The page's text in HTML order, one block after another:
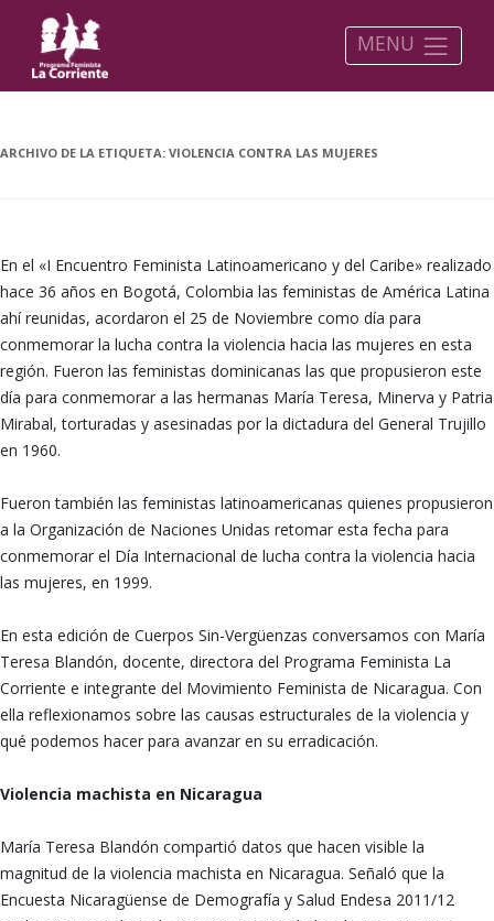
MENU
ARCHIVO DE LA ETIQUETA: VIOLENCIA CONTRA LAS MUJERES
En el «I Encuentro Feminista Latinoamericano y del Caribe» realizado
hace 36 años en Bogotá, Colombia las feministas de América Latina
ahí reunidas, acordaron el 25 de Noviembre como día para
conmemorar la lucha contra la violencia hacia las mujeres en esta
región. Fueron las feministas dominicanas las que propusieron este
día para conmemorar a las hermanas María Teresa, Minerva y Patria
Mirabal, torturadas y asesinadas por la dictadura del General Trujillo
en 1960.
Fueron también las feministas latinoamericanas quienes propusieron
a la Organización de Naciones Unidas retomar esta fecha para
conmemorar el Día Internacional de lucha contra la violencia hacia
las mujeres, en 1999.
En esta edición de Cuerpos Sin-Vergüenzas conversamos con María
Teresa Blandón, docente, directora del Programa Feminista La
Corriente e integrante del Movimiento Feminista de Nicaragua. Con
ella reflexionamos sobre las causas estructurales de la violencia y
qué podemos hacer para avanzar en su erradicación.
Violencia machista en Nicaragua
María Teresa Blandón compartió datos que hacen visible la
magnitud de la violencia machista en Nicaragua. Señaló que la
Encuesta Nicaragüense de Demografía y Salud Endesa 2011/12